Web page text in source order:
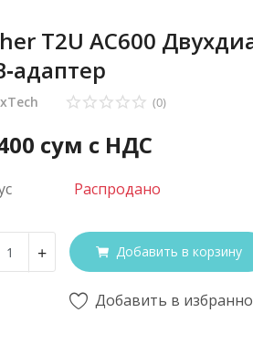
T2U AC600
(0)
сум с НДС
Распродано
+ Добавить в корзину
Добавить в